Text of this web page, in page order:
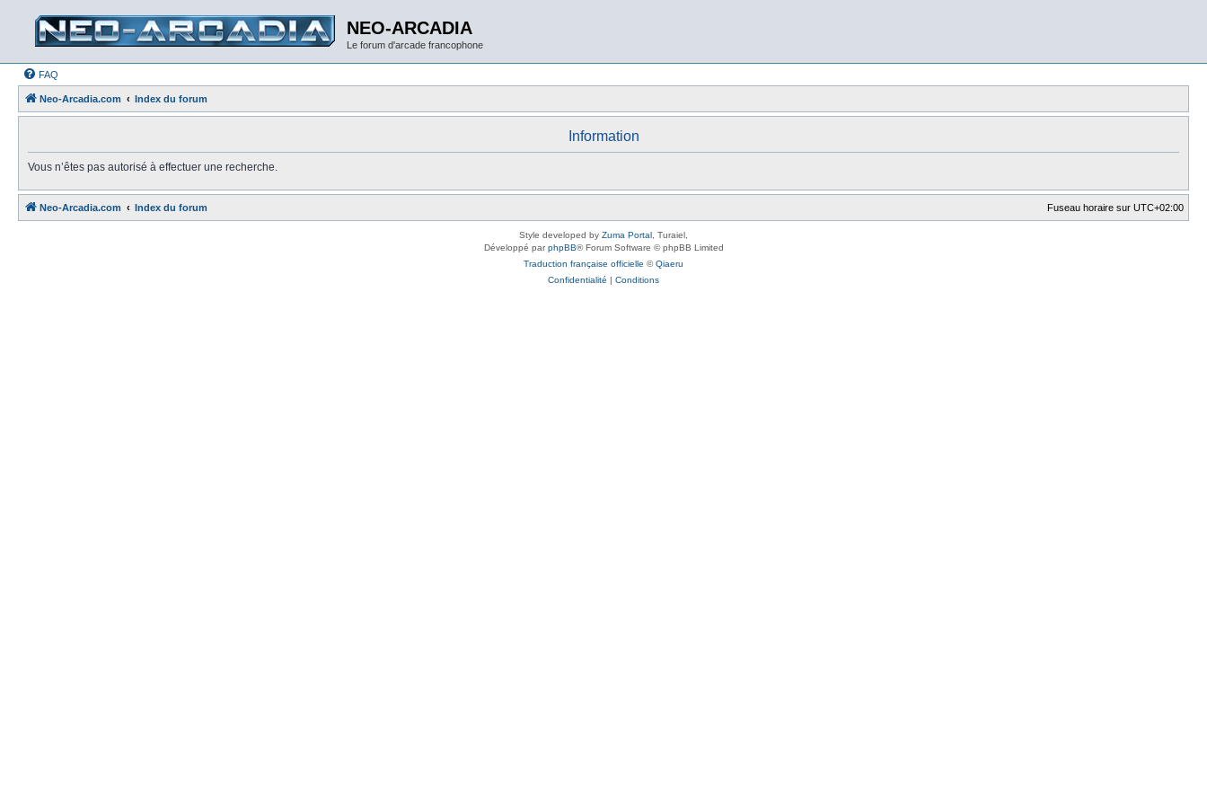
NEO-ARCADIA
Le forum d'arcade francophone
FAQ
Neo-Arcadia.com Index du forum
Information
Vous n’êtes pas autorisé à effectuer une recherche.
Neo-Arcadia.com Index du forum Fuseau horaire sur UTC+02:00
Style developed by Zuma Portal , Turaiel,
Développé parphpBB® Forum Software © phpBB Limited
Traduction française officielle ©Qiaeru
Confidentialité | Conditions